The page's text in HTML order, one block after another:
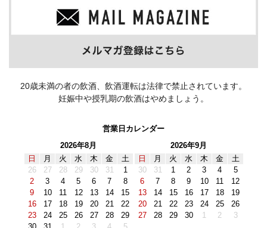
20歳未満の者の飲酒、飲酒運転は法律で禁止されています。
妊娠中や授乳期の飲酒はやめましょう。
営業日カレンダー
2026年8月
日
月 火 水 木 金
土
26
27 28 29 30 31
1
2
3 4 5 6 7
8
9
10 11 12 13 14
15
16
17 18 19 20 21
22
23
24 25 26 27 28
29
2026年9月
日
月 火 水 木 金
土
30
31 1 2 3 4
5
6
7 8 9 10 11
12
13
14 15 16 17 18
19
20
21 22 23 24 25
26
27
28 29 30 1 2 3